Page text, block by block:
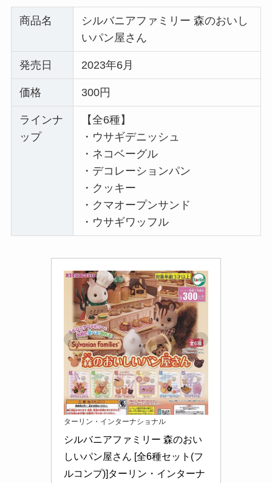
商品名
シルバニアファミリー 森のおいし
いパン屋さん
発売日 2023年6月
価格 300円
ラインナ
ップ
【全6種】
・ウサギデニッシュ
・ネコベーグル
・デコレーションパン
・クッキー
・クマオープンサンド
・ウサギワッフル
ターリン・インターナショナル
シルバニアファミリー 森のおい
しいパン屋さん [全6種セット(フ
ルコンプ)]ターリン・インターナ